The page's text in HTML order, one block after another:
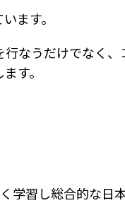
ます。
なうだけでなく、
す。
学習し総合的な日